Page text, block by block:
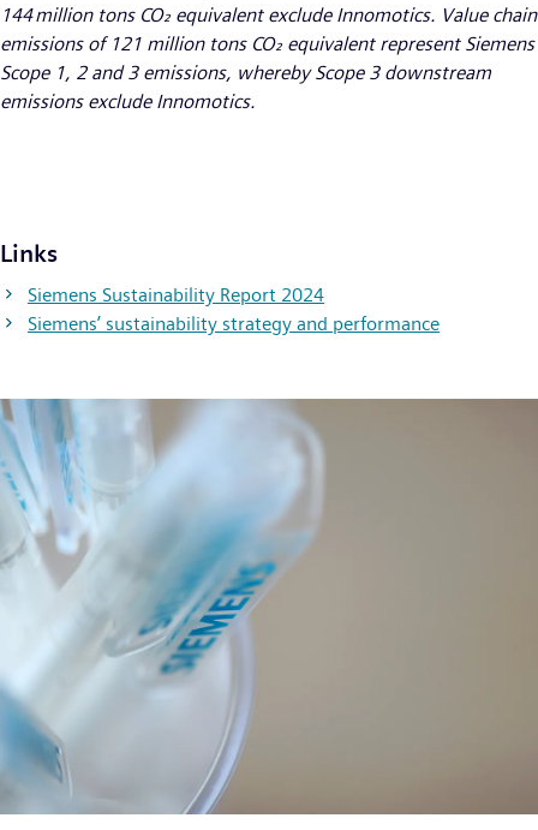
144 million tons CO₂ equivalent exclude Innomotics. Value chain
emissions of 121 million tons CO₂ equivalent represent Siemens
Scope 1, 2 and 3 emissions, whereby Scope 3 downstream
emissions exclude Innomotics.
Links
Siemens Sustainability Report 2024
Siemens’ sustainability strategy and performance